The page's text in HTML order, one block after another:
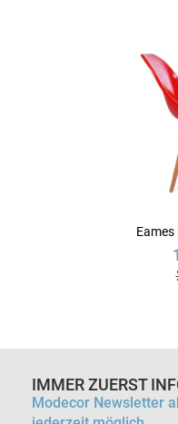
Eames
IMMER ZUERST
Modecor Newsletter